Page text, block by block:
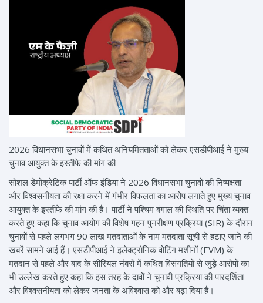
2026 विधानसभा चुनावों में कथित अनियमितताओं को लेकर एसडीपीआई ने मुख्य
चुनाव आयुक्त के इस्तीफे की मांग की
सोशल डेमोक्रेटिक पार्टी ऑफ इंडिया ने 2026 विधानसभा चुनावों की निष्पक्षता
और विश्वसनीयता की रक्षा करने में गंभीर विफलता का आरोप लगाते हुए मुख्य चुनाव
आयुक्त के इस्तीफे की मांग की है। पार्टी ने पश्चिम बंगाल की स्थिति पर चिंता व्यक्त
करते हुए कहा कि चुनाव आयोग की विशेष गहन पुनरीक्षण प्रक्रिया (SIR) के दौरान
चुनावों से पहले लगभग 90 लाख मतदाताओं के नाम मतदाता सूची से हटाए जाने की
खबरें सामने आई हैं। एसडीपीआई ने इलेक्ट्रॉनिक वोटिंग मशीनों (EVM) के
मतदान से पहले और बाद के सीरियल नंबरों में कथित विसंगतियों से जुड़े आरोपों का
भी उल्लेख करते हुए कहा कि इस तरह के दावों ने चुनावी प्रक्रिया की पारदर्शिता
और विश्वसनीयता को लेकर जनता के अविश्वास को और बढ़ा दिया है।